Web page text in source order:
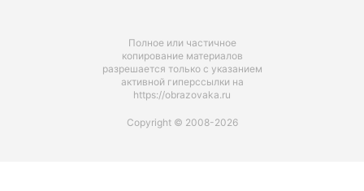
Полное или частичное
копирование материалов
разрешается только с указанием
активной гиперссылки на
https://obrazovaka.ru
Copyright © 2008-2026